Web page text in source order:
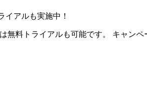
アルも実施中！
料トライアルも可能です。 キャン